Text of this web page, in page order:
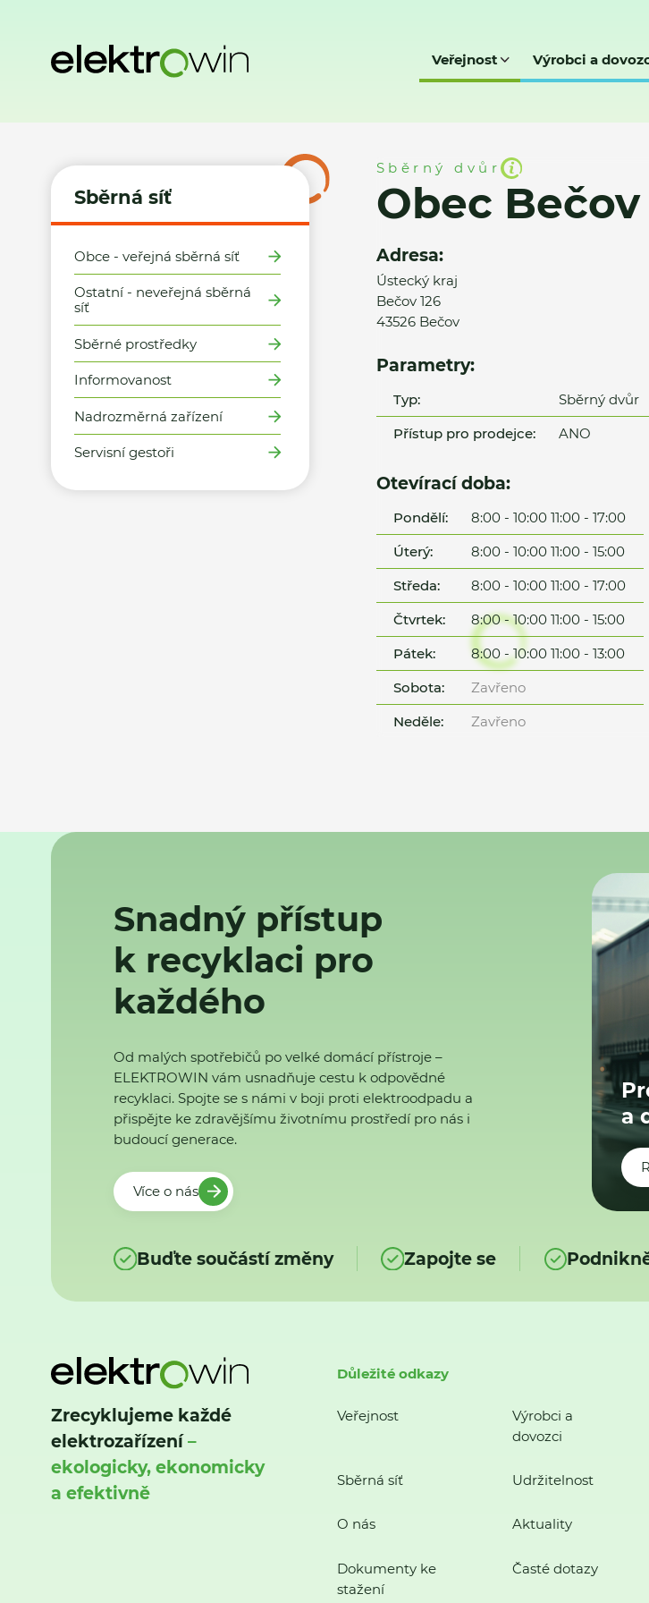
Veřejnost Výrobci a
Sběrná síť
Obce - veřejná sběrná síť
Ostatní - neveřejná sběrná
síť
Sběrné prostředky
Informovanost
Nadrozměrná zařízení
Servisní gestoři
Sběrný dvůr
Obec Bečov
Adresa:
Ústecký kraj
Bečov 126
43526 Bečov
Parametry:
Typ:
Sběrný dvůr
Přístup pro prodejce:
ANO
Otevírací doba:
Pondělí:
8:00 - 10:00 11:00 - 17:00
Úterý:
8:00 - 10:00 11:00 - 15:00
Středa:
8:00 - 10:00 11:00 - 17:00
Čtvrtek:
8:00 - 10:00 11:00 - 15:00
Pátek:
8:00 - 10:00 11:00 - 13:00
Sobota:
Zavřeno
Neděle:
Zavřeno
Snadný přístup
k recyklaci pro
každého
Od malých spotřebičů po velké domácí přístroje –
ELEKTROWIN vám usnadňuje cestu k odpovědné
recyklaci. Spojte se s námi v boji proti elektroodpadu a
přispějte ke zdravějšímu životnímu prostředí pro nás i
budoucí generace.
Více o nás
a
Buďte součástí změny Zapojte se
Zrecyklujeme každé
elektrozařízení–
ekologicky, ekonomicky
a efektivně
Důležité odkazy
Veřejnost
Výrobci a
dovozci
Sběrná síť Udržitelnost
O nás Aktuality
Dokumenty ke
stažení
Časté dotazy